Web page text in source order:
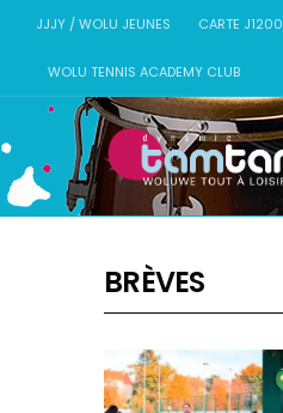
JJJY / WOLU JEUNES CARTE J1200
WOLU TENNIS ACADEMY CLUB
BRÈVES